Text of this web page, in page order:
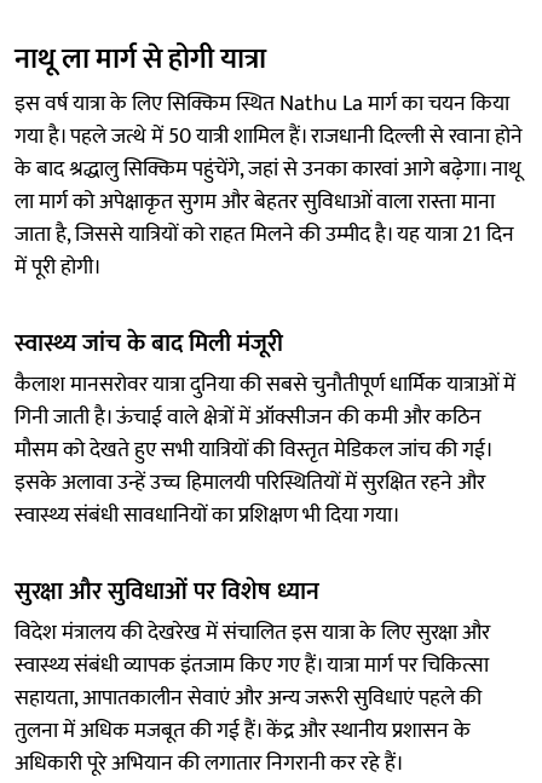
नाथू ला मार्ग से होगी यात्रा
इस वर्ष यात्रा के लिए सिक्किम स्थित Nathu La मार्ग का चयन किया
गया है। पहले जत्थे में 50 यात्री शामिल हैं। राजधानी दिल्ली से रवाना होने
के बाद श्रद्धालु सिक्किम पहुंचेंगे, जहां से उनका कारवां आगे बढ़ेगा। नाथू
ला मार्ग को अपेक्षाकृत सुगम और बेहतर सुविधाओं वाला रास्ता माना
जाता है, जिससे यात्रियों को राहत मिलने की उम्मीद है। यह यात्रा 21 दिन
में पूरी होगी।
स्वास्थ्य जांच के बाद मिली मंजूरी
कैलाश मानसरोवर यात्रा दुनिया की सबसे चुनौतीपूर्ण धार्मिक यात्राओं में
गिनी जाती है। ऊंचाई वाले क्षेत्रों में ऑक्सीजन की कमी और कठिन
मौसम को देखते हुए सभी यात्रियों की विस्तृत मेडिकल जांच की गई।
इसके अलावा उन्हें उच्च हिमालयी परिस्थितियों में सुरक्षित रहने और
स्वास्थ्य संबंधी सावधानियों का प्रशिक्षण भी दिया गया।
सुरक्षा और सुविधाओं पर विशेष ध्यान
विदेश मंत्रालय की देखरेख में संचालित इस यात्रा के लिए सुरक्षा और
स्वास्थ्य संबंधी व्यापक इंतजाम किए गए हैं। यात्रा मार्ग पर चिकित्सा
सहायता, आपातकालीन सेवाएं और अन्य जरूरी सुविधाएं पहले की
तुलना में अधिक मजबूत की गई हैं। केंद्र और स्थानीय प्रशासन के
अधिकारी पूरे अभियान की लगातार निगरानी कर रहे हैं।